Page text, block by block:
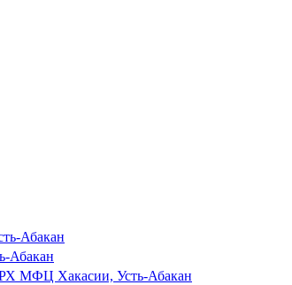
Абакан
Абакан
МФЦ Хакасии, Усть-Абакан